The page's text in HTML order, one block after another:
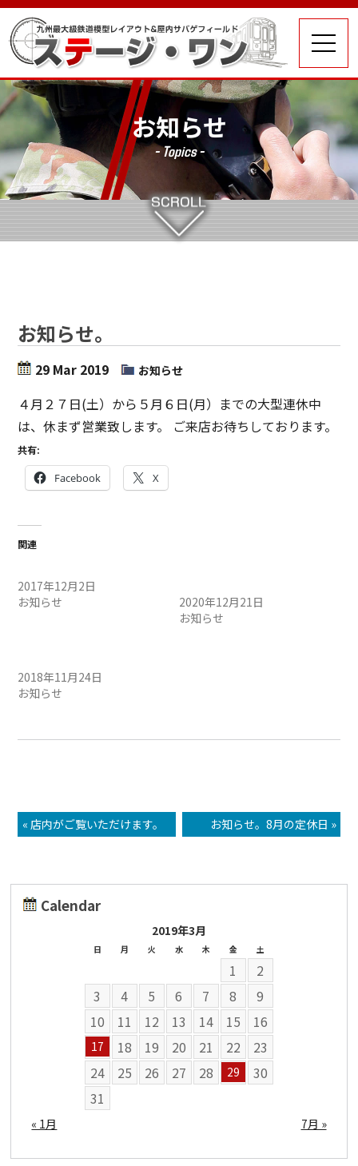
お知らせ
- Topics -
お知らせ。
29 Mar 2019 お知らせ
４月２７日(土）から５月６日(月）までの大型連休中
は、休まず営業致します。 ご来店お待ちしております。
共有:
Facebook X
関連
2017年12月2日
お知らせ
2020年12月21日
お知らせ
2018年11月24日
お知らせ
« 店内がご覧いただけます。 お知らせ。8月の定休日 »
Calendar
2019年3月
日 月 火 水 木 金 土
1
2
3
4 5 6 7 8
9
10
11 12 13 14 15 16
17 18 19 20 21 22
23
24
25 26 27 28 29
30
31
« 1月 7月 »